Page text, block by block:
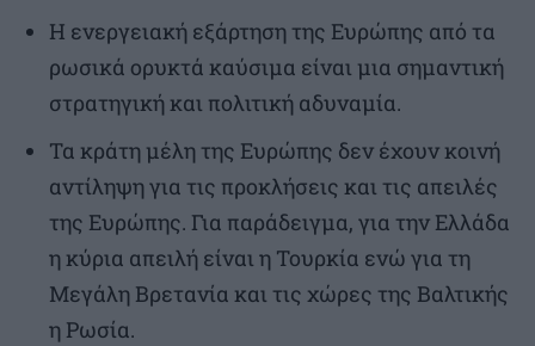
Η ενεργειακή εξάρτηση της Ευρώπης από τα
ρωσικά ορυκτά καύσιμα είναι μια σημαντική
στρατηγική και πολιτική αδυναμία.
Τα κράτη μέλη της Ευρώπης δεν έχουν κοινή
αντίληψη για τις προκλήσεις και τις απειλές
της Ευρώπης. Για παράδειγμα, για την Ελλάδα
η κύρια απειλή είναι η Τουρκία ενώ για τη
Μεγάλη Βρετανία και τις χώρες της Βαλτικής
η Ρωσία.